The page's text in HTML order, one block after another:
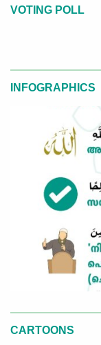
VOTING POLL
INFOGRAPHICS
CARTOONS